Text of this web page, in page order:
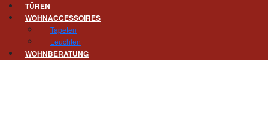
TÜREN
WOHNACCESSOIRES
Tapeten
Leuchten
WOHNBERATUNG